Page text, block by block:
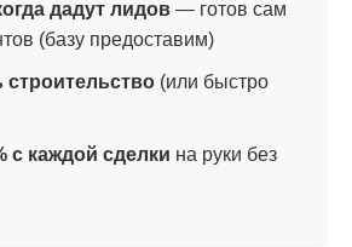
дадут лидов — готов сам
(базу предоставим)
(или быстро
с каждой сделки на руки без